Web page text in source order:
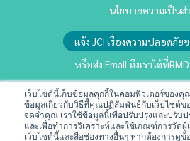
เว็บไซต์นี้เก็บข้อมูลคุกกี้ในคอมพิวเตอร์ของคุ
ข้อมูลเกี่ยวกับวิธีที่คุณปฏิสัมพันธ์กับเว็บไซต์ขอ
จดจำคุณ เราใช้ข้อมูลนี้เพื่อปรับปรุงและปรับป
และเพื่อทำการวิเคราะห์และใช้เกณฑ์การวัด
เว็บไซต์นี้และสื่อช่องทางอื่นๆ หากต้องการดูข้
นโยบายความเป็นส่
แจ้ง JCI เรื่องความปลอดภัย
หรือส่ง Email ถึงเราได้ที่
นักลงทุนสัมพัน
การพัฒนาอย่างยั่